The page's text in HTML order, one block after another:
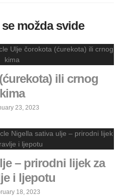
možda svide
ili crnog
kima
23, 2023
– prirodni lijek za
i ljepotu
18, 2023